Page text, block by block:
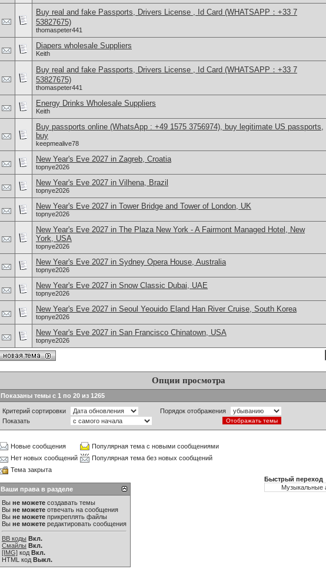
Buy real and fake Passports, Drivers License , Id Card (WHATSAPP：+33 7
53827675)
thomaspeter441
Diapers wholesale Suppliers
Keith
Buy real and fake Passports, Drivers License , Id Card (WHATSAPP：+33 7
53827675)
thomaspeter441
Energy Drinks Wholesale Suppliers
Keith
Buy passports online (WhatsApp : +49 1575 3756974), buy legitimate US passports,
buy
keepmealive78
New Year's Eve 2027 in Zagreb, Croatia
topnye2026
New Year's Eve 2027 in Vilhena, Brazil
topnye2026
New Year's Eve 2027 in Tower Bridge and Tower of London, UK
topnye2026
New Year's Eve 2027 in The Plaza New York - A Fairmont Managed Hotel, New
York, USA
topnye2026
New Year's Eve 2027 in Sydney Opera House, Australia
topnye2026
New Year's Eve 2027 in Snow Classic Dubai, UAE
topnye2026
New Year's Eve 2027 in Seoul Yeouido Eland Han River Cruise, South Korea
topnye2026
New Year's Eve 2027 in San Francisco Chinatown, USA
topnye2026
Опции просмотра
Показаны темы с 1 по 20 из 1265
Критерий сортировки
Порядок отображения
Показать
Новые сообщения
Популярная тема с новыми сообщениями
Нет новых сообщений
Популярная тема без новых сообщений
Тема закрыта
Ваши права в разделе
Вы не можете создавать темы
Вы не можете отвечать на сообщения
Вы не можете прикреплять файлы
Вы не можете редактировать сообщения
BB коды Вкл.
Смайлы Вкл.
[IMG] код Вкл.
HTML код Выкл.
Быстрый переход